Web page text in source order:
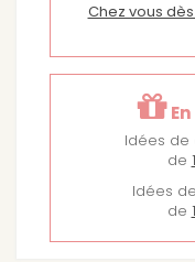
Chez vous
Idées de
de
Idées
de